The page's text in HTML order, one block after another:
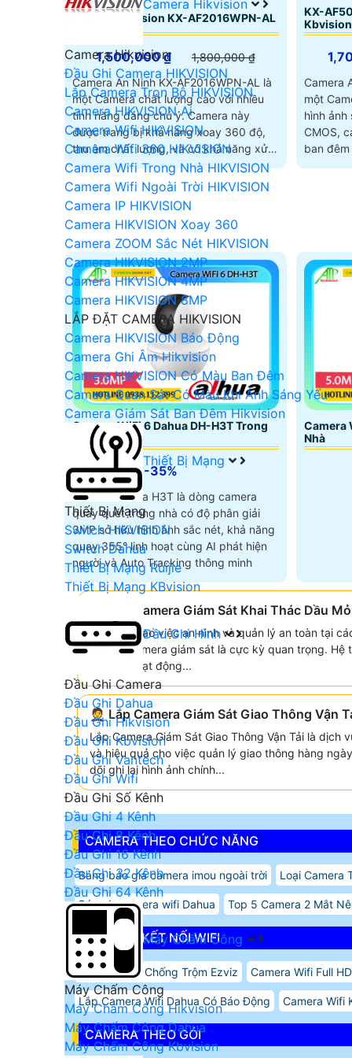
Camera Hikvision
Camera Hikvision
Đầu Ghi Camera HIKVISION
Lắp Camera Trọn Bộ HIKVISION
Camera HIKVISION Ai
Camera Wifi HIKVISION
Camera Wifi 360 HIKVISION
Camera Wifi Trong Nhà HIKVISION
Camera Wifi Ngoài Trời HIKVISION
Camera IP HIKVISION
Camera HIKVISION Xoay 360
Camera ZOOM Sắc Nét HIKVISION
Camera HIKVISION 2MP
Camera HIKVISION 4MP
Camera HIKVISION 8MP
LẮP ĐẶT CAMERA HIKVISION
Camera HIKVISION Báo Động
Camera Ghi Âm Hikvision
Camera HIKVISION Có Màu Ban Đêm
Camera Quan Sát Có Màu Khi Ánh Sáng Yếu
Camera Giám Sát Ban Đêm Hikvision
Thiết Bị Mạng
Thiết Bị Mạng
Switch HIKVISION
Switch Dahua
Thiết Bị Mạng Ruijie
Thiết Bị Mạng KBvision
Đầu Ghi Hình
Đầu Ghi Camera
Đầu Ghi Dahua
Đầu Ghi Hikvision
Đầu Ghi Kbvision
Đầu Ghi Vantech
Đầu Ghi Wifi
Đầu Ghi Số Kênh
Đầu Ghi 4 Kênh
Đầu Ghi 8 Kênh
Đầu Ghi 16 Kênh
Đầu Ghi 32 Kênh
Đầu Ghi 64 Kênh
Máy Chấm Công
Máy Chấm Công
Máy Chấm Công Hikvision
Máy Chấm Công Dahua
Máy Chấm Công Kbvision
Camera Kbvision KX-AF2016WPN-AL
1,500,000 ₫
1,800,000 ₫
Camera An Ninh KX-AF2016WPN-AL là
một Camera chất lượng cao với nhiều
tính năng đáng chú ý. Camera này
được trang bị khả năng xoay 360 độ,
thu âm chất lượng, và có khả năng xử
lý hình ảnh vượt trội
KX-
Kbvision
Camera
một
hình ảnh sắt nét. Với
CMOS,
ban
Camera WiFi 6 Dahua DH-H3T Trong
Nhà
5%-35%
Camera Dahua H3T là dòng camera
quay quét trong nhà có độ phân giải
3MP sở hữu hình ảnh sắc nét, khả năng
quay 355° linh hoạt cùng AI phát hiện
người và Auto Tracking thông minh
Camera
Nhà
🤵 Lắp Camera Giám Sát Khai Thác Dầu Mỏ
Để nâng cao việc an ninh và quản lý an toàn tại
lắp đặt camera giám sát là cực kỳ quan trọng. Hệ
dõi mọi hoạt động...
🤵 Lắp Camera Giám Sát Giao Thông Vận
Lắp Camera Giám Sát Giao Thông Vận Tải là dịch
và hiệu quả cho việc quản lý giao thông hàng
dõi ghi lại hình ảnh chính...
CAMERA THEO CHỨC NĂNG
Bảng báo giá camera imou ngoài trời Loại Camera
Báo gia camera wifi Dahua Top 5 Camera 2 Mắt
CAMERA KẾT NỐI WIFI
Lắp Camera Chống Trộm Ezviz Camera Wifi Full
Lắp Camera Wifi Dahua Có Báo Động Camera Wifi
CAMERA THEO GÓI